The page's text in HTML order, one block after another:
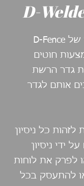
D-
חיישני מד הלחץ של D-Fence
חוטים
גדר הרשת
אותם לגדר
כל ניסיון
ידי ניסיון
לפרק את לוחות
להתעסק בכל